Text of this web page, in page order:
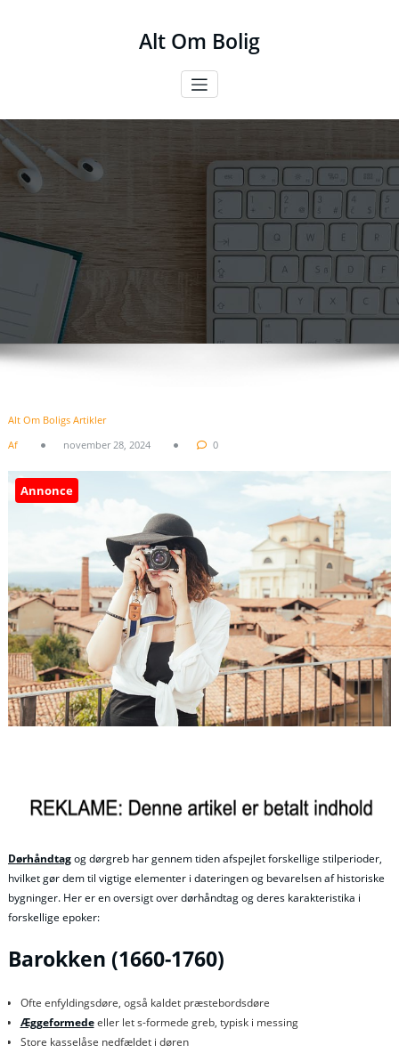
Alt Om Bolig
Alt Om Boligs Artikler
Af
november 28, 2024 0
Annonce
Dørhåndtagog dørgreb har gennem tiden afspejlet forskellige stilperioder,
hvilket gør dem til vigtige elementer i dateringen og bevarelsen af historiske
bygninger. Her er en oversigt over dørhåndtag og deres karakteristika i
forskellige epoker:
Barokken (1660-1760)
Ofte enfyldingsdøre, også kaldet præstebordsdøre
Æggeformedeeller let s-formede greb, typisk i messing
Store kasselåse nedfældet i døren